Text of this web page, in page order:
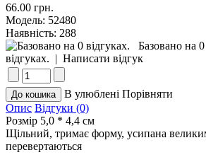
66.00 грн.
Модель: 52480
Наявність: 288
Базовано на 0
відгуках. | Написати відгук
В улюблені Порівняти
Опис Відгуки (0)
Розмір 5,0 * 4,4 см
Щільний, тримає форму, усипана
перевертаються